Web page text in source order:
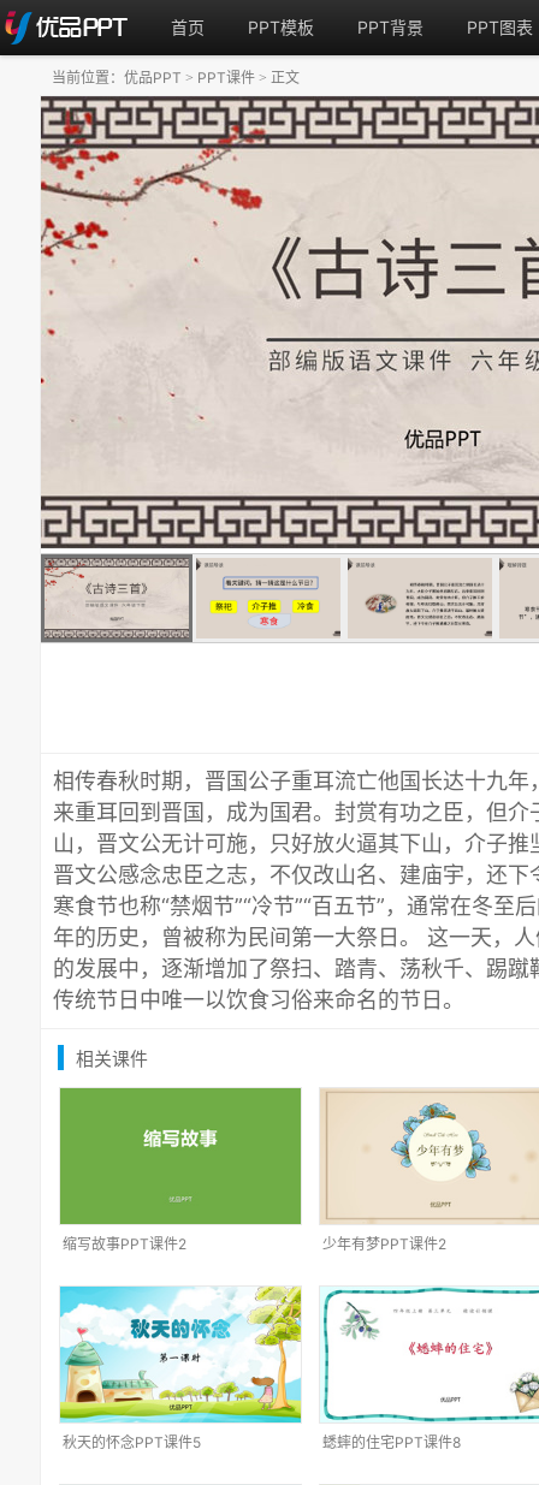
首页 PPT模板 PPT背景 PPT图表
相传春秋时期，晋国公子重耳流亡他国长达十九
来重耳回到晋国，成为国君。封赏有功之臣，但
山，晋文公无计可施，只好放火逼其下山，介子
晋文公感念忠臣之志，不仅改山名、建庙宇，还
寒食节也称“禁烟节”“冷节”“百五节”，通常在冬至
年的历史，曾被称为民间第一大祭日。 这一天，
的发展中，逐渐增加了祭扫、踏青、荡秋千、踢
传统节日中唯一以饮食习俗来命名的节日。
当前位置： 优品PPT > PPT课件 > 正文
相关课件
缩写故事PPT课件2 少年有梦PPT课件2
秋天的怀念PPT课件5 蟋蟀的住宅PPT课件8